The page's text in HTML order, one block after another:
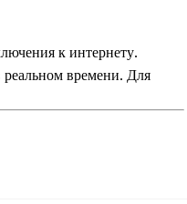
к интернету.
реальном времени. Для